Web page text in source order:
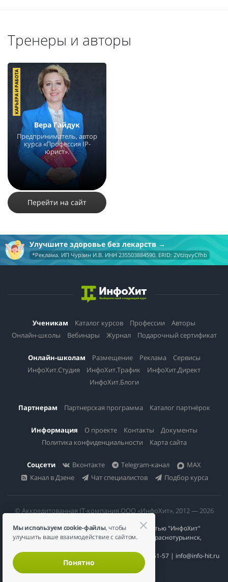
Тренеры и авторы
Вера Гайдук
Предприниматель, автор
курса «Профессия IP-
юрист».
8580 7
КАРЬЕРА И РАБОТА
Перейти на сайт
Улучшите здоровье без лекарств
*Реклама. ИП Чурзин И.В. ИНН 235503884590. ERID: 2VtzqvyCfhb
Ученикам Каталог курсов Профессии
Авторы
Онлайн-школы
Вебинары Журнал Подарочный сертификат
Онлайн-школам Размещение Реклама
Сервисы
ИнфоХит.Студия
ИнфоХит.Трафик
ИнфоХит.Директ
ИнфоХит.Блоги
Партнерам Партнерская программа Каталог партнёрок
Информация О проекте Контакты
Документы
Политика конфиденциальности
Карта сайта
Соцсети Вконтакте Telegram-канал
MAX
Канал в Дзене
Чат специалистов Подбор курса
© Аккредитованная IT-компания ООО «ИнфоХит», 2012 — 2026
Общество с ограниченной ответственностью "ИнфоХит"
624446, Россия, Свердловская область, г. Краснотурьинск,
ИНН 6617023200 | КПП 661701001 | +7 984 888-51-57 | info@info-hit.ru
Мы используем cookie-файлы, чтобы
улучшить ваше взаимодействие с сайтом.
Понятно